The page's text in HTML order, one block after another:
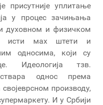
присутније уплитање
у процес зачињања
духовном и физичком
исти мах штети и
односима, који су
Идеологија тзв.
ствара однос према
производу,
И у Србији